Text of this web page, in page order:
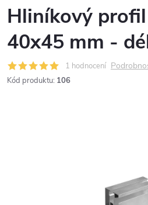
Hliníkový
40x45 mm -
1 hodnocení
Kód produktu: 106